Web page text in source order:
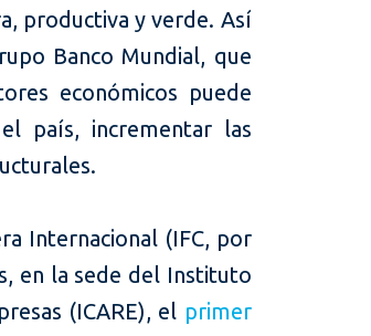
productiva y verde. Así
Banco Mundial, que
económicos puede
país, incrementar las
Internacional (IFC, por
en la sede del Instituto
(ICARE), el primer